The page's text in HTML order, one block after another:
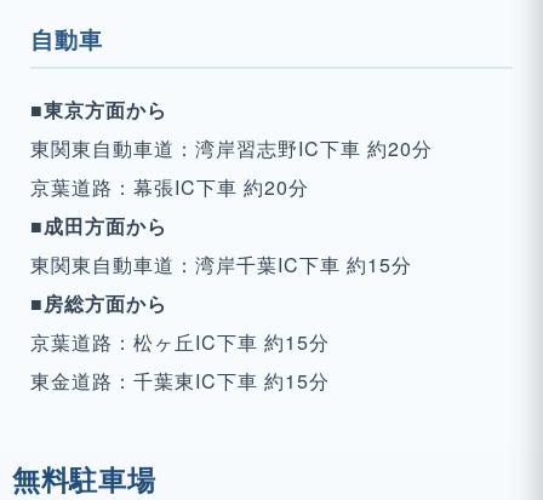
自動車
■東京方面から
東関東自動車道：湾岸習志野IC下車 約20分
京葉道路：幕張IC下車 約20分
■成田方面から
東関東自動車道：湾岸千葉IC下車 約15分
■房総方面から
京葉道路：松ヶ丘IC下車 約15分
東金道路：千葉東IC下車 約15分
無料駐車場